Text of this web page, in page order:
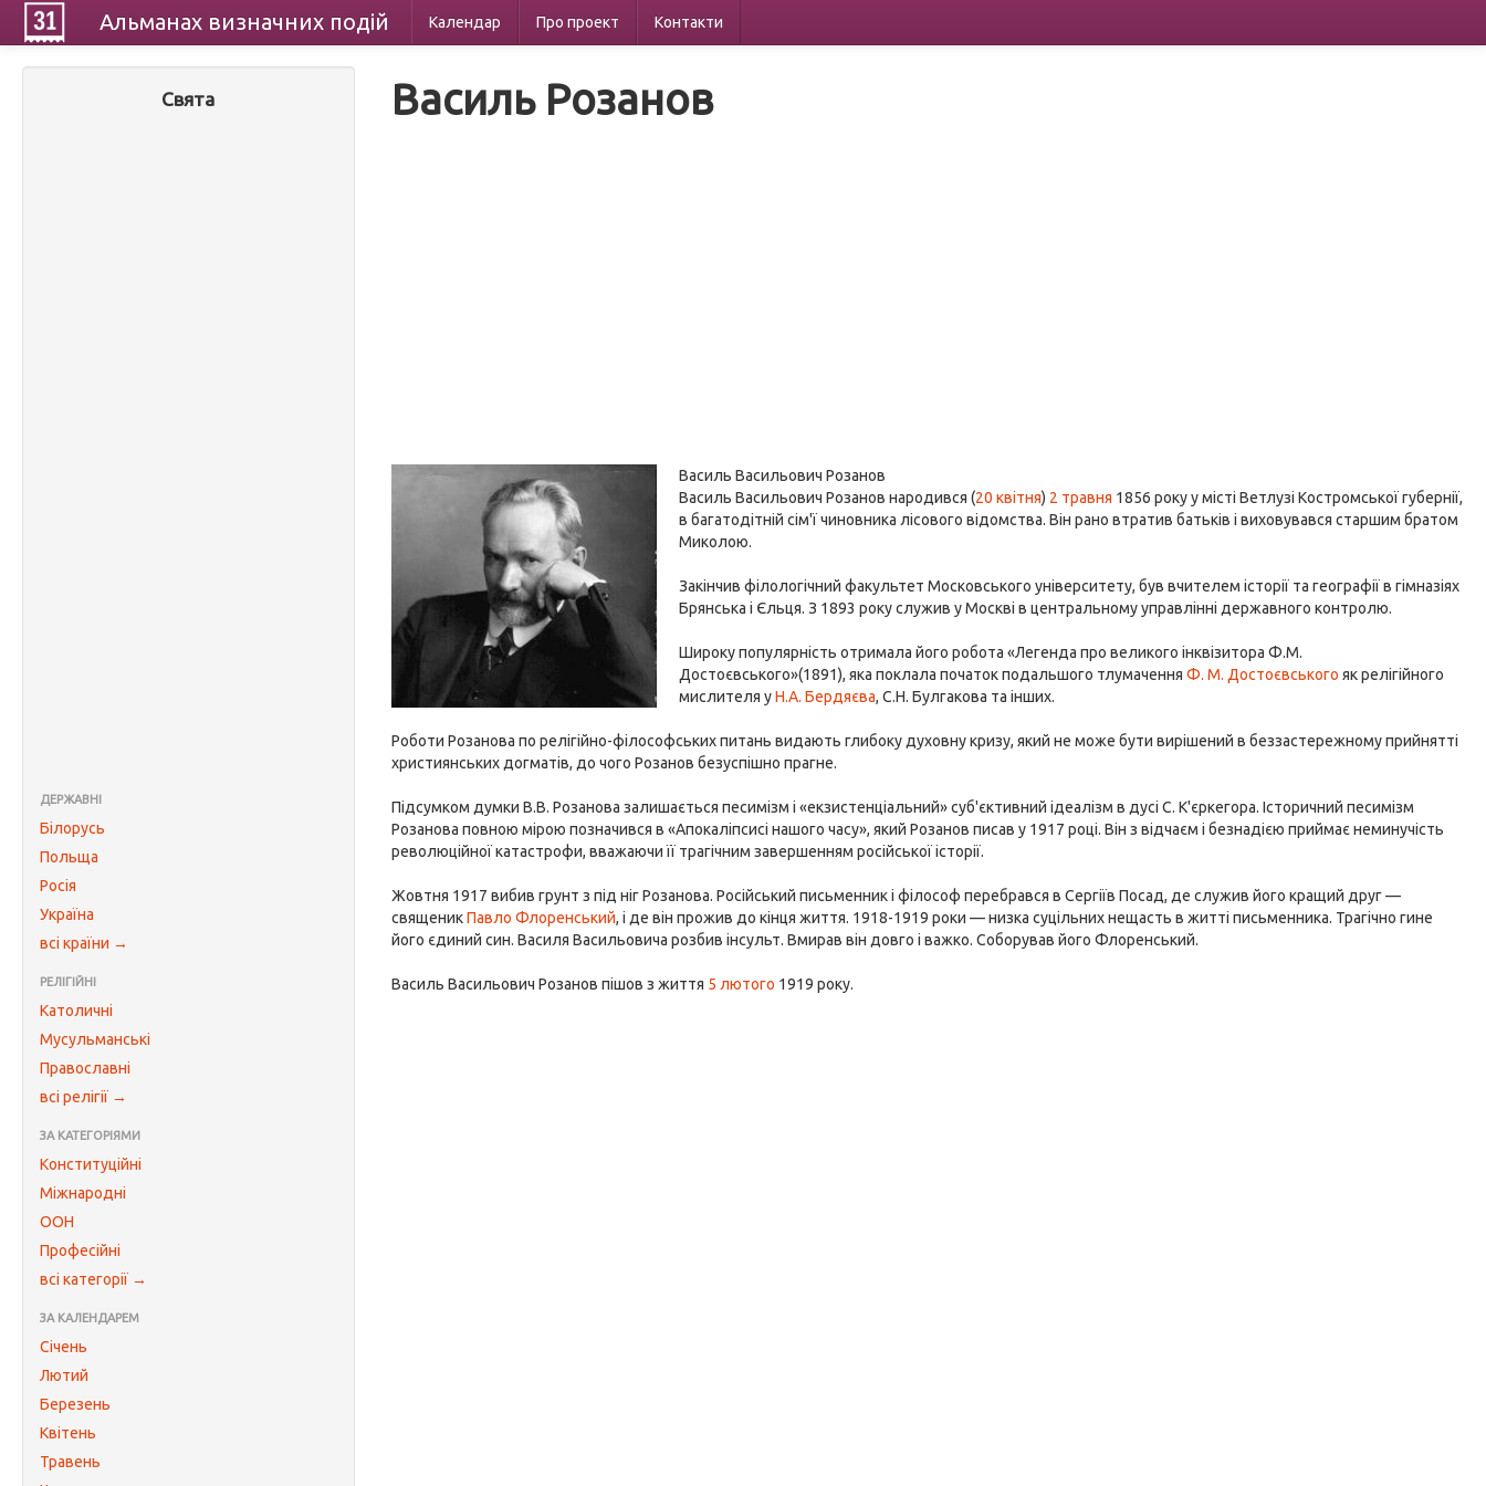
Альманах визначних подій Календар Про проект Контакти
Свята
ДЕРЖАВНІ
Білорусь
Польща
Росія
Україна
всі країни →
РЕЛІГІЙНІ
Католичні
Мусульманські
Православні
всі релігії →
ЗА КАТЕГОРІЯМИ
Конституційні
Міжнародні
ООН
Професійні
всі категорії →
ЗА КАЛЕНДАРЕМ
Січень
Лютий
Березень
Квітень
Травень
Василь Розанов
Василь Васильович Розанов
Василь Васильович Розанов народився (20 квітня) 2 травня 1856 року у місті Ветлузі Костромської губернії,
в багатодітній сім'ї чиновника лісового відомства. Він рано втратив батьків і виховувався старшим братом
Миколою.
Закінчив філологічний факультет Московського університету, був вчителем історії та географії в гімназіях
Брянська і Єльця. З 1893 року служив у Москві в центральному управлінні державного контролю.
Широку популярність отримала його робота «Легенда про великого інквізитора Ф.М.
Достоєвського»(1891), яка поклала початок подальшого тлумаченняФ. М. Достоєвського як релігійного
мислителя уН.А. Бердяєва, С.Н. Булгакова та інших.
Роботи Розанова по релігійно-філософських питань видають глибоку духовну кризу, який не може бути вирішений в беззастережному прийнятті
християнських догматів, до чого Розанов безуспішно прагне.
Підсумком думки В.В. Розанова залишається песимізм і «екзистенціальний» суб'єктивний ідеалізм в дусі С. К'єркегора. Історичний песимізм
Розанова повною мірою позначився в «Апокаліпсисі нашого часу», який Розанов писав у 1917 році. Він з відчаєм і безнадією приймає неминучість
революційної катастрофи, вважаючи її трагічним завершенням російської історії.
Жовтня 1917 вибив грунт з під ніг Розанова. Російський письменник і філософ перебрався в Сергіїв Посад, де служив його кращий друг —
священикПавло Флоренський, і де він прожив до кінця життя. 1918-1919 роки — низка суцільних нещасть в житті письменника. Трагічно гине
його єдиний син. Василя Васильовича розбив інсульт. Вмирав він довго і важко. Соборував його Флоренський.
Василь Васильович Розанов пішов з життя 5 лютого 1919 року.